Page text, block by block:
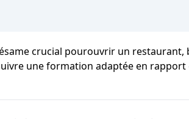
crucial pourouvrir un
une formation adaptée en